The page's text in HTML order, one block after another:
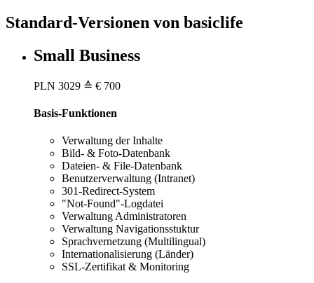
Standard-Versionen von basiclife
Small Business
PLN 3029 ≙ € 700
Basis-Funktionen
Verwaltung der Inhalte
Bild- & Foto-Datenbank
Dateien- & File-Datenbank
Benutzerverwaltung (Intranet)
301-Redirect-System
"Not-Found"-Logdatei
Verwaltung Administratoren
Verwaltung Navigationsstuktur
Sprachvernetzung (Multilingual)
Internationalisierung (Länder)
SSL-Zertifikat & Monitoring